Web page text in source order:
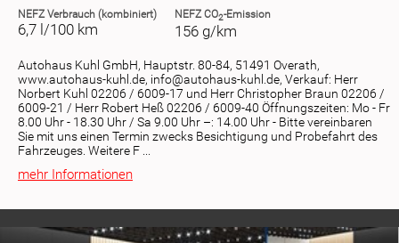
NEFZVerbrauch (kombiniert)
6,7 l/100 km
NEFZCO2-Emission
156 g/km
Autohaus Kuhl GmbH, Hauptstr. 80-84, 51491 Overath,
www.autohaus-kuhl.de, info@autohaus-kuhl.de, Verkauf: Herr
Norbert Kuhl 02206 / 6009-17 und Herr Christopher Braun 02206 /
6009-21 / Herr Robert Heß 02206 / 6009-40 Öffnungszeiten: Mo - Fr
8.00 Uhr - 18.30 Uhr / Sa 9.00 Uhr –: 14.00 Uhr - Bitte vereinbaren
Sie mit uns einen Termin zwecks Besichtigung und Probefahrt des
Fahrzeuges. Weitere F ...
mehr Informationen